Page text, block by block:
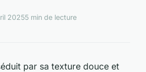
20255 min de lecture
par sa texture douce et